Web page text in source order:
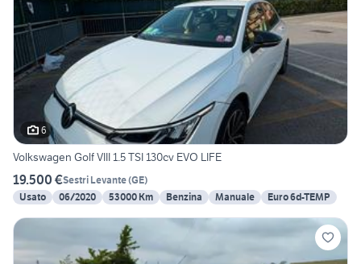
6
Volkswagen Golf VIII 1.5 TSI 130cv EVO LIFE
19.500 €Sestri Levante(GE)
Usato
06/2020 53000 Km Benzina Manuale Euro 6d-TEMP